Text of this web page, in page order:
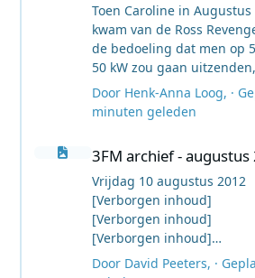
Toen Caroline in
kwam van de Ross
de bedoeling dat men op
50 kW zou gaan
Chicago had echter
te realiseren en werd het
Maar nog voor dat Peter
Laser 558. Daarom had
problemen om de 558kHz
nemen, direct na de
Laser 558.
Ook het Caroline
zou na de herstart
Door Henk-Anna Loog, ·
minuten geleden
3FM archief - augustus 2012
3FM archief - augustus
Vrijdag 10 augustus 2012
[Verborgen inhoud]
[Verborgen inhoud]
[Verborgen inhoud]
[Verborgen inhoud]
Door David Peeters, ·